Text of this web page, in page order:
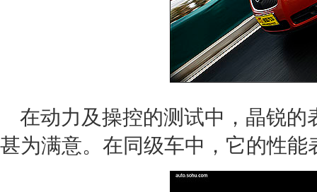
在动力及操控的测试中，晶锐的
甚为满意。在同级车中，它的性